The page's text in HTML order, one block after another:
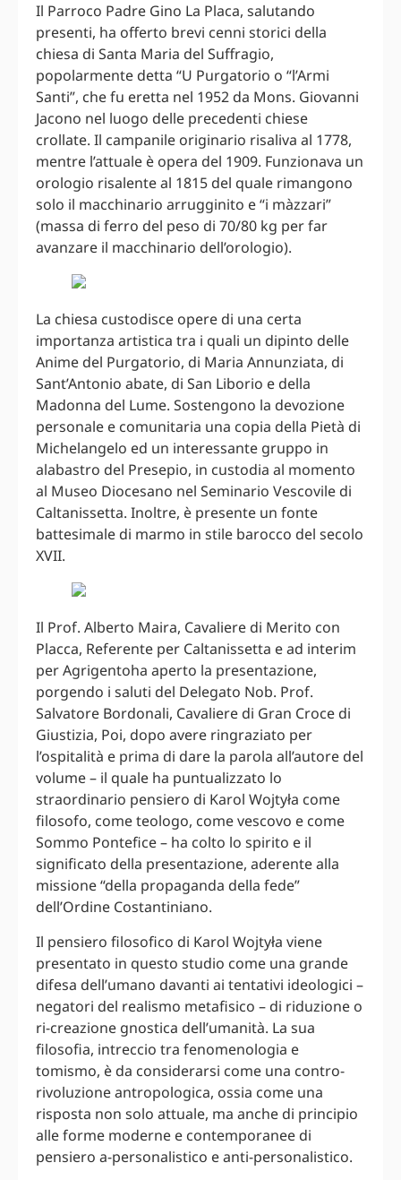
Il Parroco Padre Gino La Placa, salutando
presenti, ha offerto brevi cenni storici della
chiesa di Santa Maria del Suffragio,
popolarmente detta “U Purgatorio o “l’Armi
Santi”, che fu eretta nel 1952 da Mons. Giovanni
Jacono nel luogo delle precedenti chiese
crollate. Il campanile originario risaliva al 1778,
mentre l’attuale è opera del 1909. Funzionava un
orologio risalente al 1815 del quale rimangono
solo il macchinario arrugginito e “i màzzari”
(massa di ferro del peso di 70/80 kg per far
avanzare il macchinario dell’orologio).
La chiesa custodisce opere di una certa
importanza artistica tra i quali un dipinto delle
Anime del Purgatorio, di Maria Annunziata, di
Sant’Antonio abate, di San Liborio e della
Madonna del Lume. Sostengono la devozione
personale e comunitaria una copia della Pietà di
Michelangelo ed un interessante gruppo in
alabastro del Presepio, in custodia al momento
al Museo Diocesano nel Seminario Vescovile di
Caltanissetta. Inoltre, è presente un fonte
battesimale di marmo in stile barocco del secolo
XVII.
Il Prof. Alberto Maira, Cavaliere di Merito con
Placca, Referente per Caltanissetta e ad interim
per Agrigentoha aperto la presentazione,
porgendo i saluti del Delegato Nob. Prof.
Salvatore Bordonali, Cavaliere di Gran Croce di
Giustizia, Poi, dopo avere ringraziato per
l’ospitalità e prima di dare la parola all’autore del
volume – il quale ha puntualizzato lo
straordinario pensiero di Karol Wojtyła come
filosofo, come teologo, come vescovo e come
Sommo Pontefice – ha colto lo spirito e il
significato della presentazione, aderente alla
missione “della propaganda della fede”
dell’Ordine Costantiniano.
Il pensiero filosofico di Karol Wojtyła viene
presentato in questo studio come una grande
difesa dell’umano davanti ai tentativi ideologici –
negatori del realismo metafisico – di riduzione o
ri-creazione gnostica dell’umanità. La sua
filosofia, intreccio tra fenomenologia e
tomismo, è da considerarsi come una contro-
rivoluzione antropologica, ossia come una
risposta non solo attuale, ma anche di principio
alle forme moderne e contemporanee di
pensiero a-personalistico e anti-personalistico.